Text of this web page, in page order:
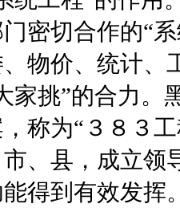
密切合作的“
物价、统计、
家挑”的合力。
称为“３８３
、县，成立领
得到有效发挥